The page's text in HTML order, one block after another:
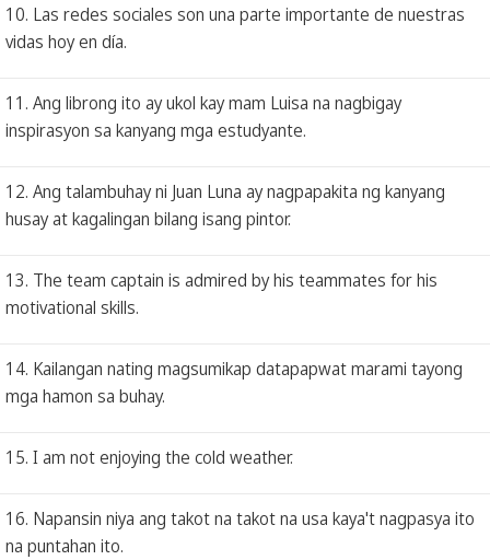
10. Las redes sociales son una parte importante de nuestras
vidas hoy en día.
11. Ang librong ito ay ukol kay mam Luisa na nagbigay
inspirasyon sa kanyang mga estudyante.
12. Ang talambuhay ni Juan Luna ay nagpapakita ng kanyang
husay at kagalingan bilang isang pintor.
13. The team captain is admired by his teammates for his
motivational skills.
14. Kailangan nating magsumikap datapapwat marami tayong
mga hamon sa buhay.
15. I am not enjoying the cold weather.
16. Napansin niya ang takot na takot na usa kaya't nagpasya ito
na puntahan ito.